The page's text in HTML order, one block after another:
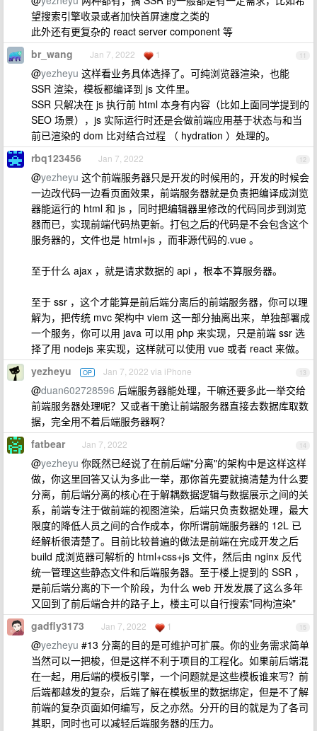
望搜索引擎收录或者加快首屏速度之类的
此外还有更复杂的 react server component 等
11
br_wang Jan 7, 2022 1
@yezheyu 这样看业务具体选择了。可纯浏览器渲染，也能
SSR 渲染，模板都编译到 js 文件里。
SSR 只解决在 js 执行前 html 本身有内容（比如上面同学提到的
SEO 场景），js 实际运行时还是会做前端应用基于状态与和当
前已渲染的 dom 比对结合过程 （ hydration ）处理的。
12
rbq123456 Jan 7, 2022
@yezheyu 这个前端服务器只是开发的时候用的，开发的时候会
一边改代码一边看页面效果，前端服务器就是负责把编译成浏览
器能运行的 html 和 js ，同时把编辑器里修改的代码同步到浏览
器而已，实现前端代码热更新。打包之后的代码是不会包含这个
服务器的，文件也是 html+js ，而非源代码的.vue 。
至于什么 ajax ，就是请求数据的 api ，根本不算服务器。
至于 ssr ，这个才能算是前后端分离后的前端服务器，你可以理
解为，把传统 mvc 架构中 viem 这一部分抽离出来，单独部署成
一个服务，你可以用 java 可以用 php 来实现，只是前端 ssr 选
择了用 nodejs 来实现，这样就可以使用 vue 或者 react 来做。
13
yezheyu OP Jan 7, 2022 via iPhone
@duan602728596 后端服务器能处理，干嘛还要多此一举交给
前端服务器处理呢？又或者干脆让前端服务器直接去数据库取数
据，完全用不着后端服务器啊？
14
fatbear Jan 7, 2022
@yezheyu 你既然已经说了在前后端"分离"的架构中是这样这样
做，你这里回答又认为多此一举，那你首先要就搞清楚为什么要
分离，前后端分离的核心在于解耦数据逻辑与数据展示之间的关
系，前端专注于做前端的视图渲染，后端只负责数据处理，最大
限度的降低人员之间的合作成本，你所谓前端服务器的 12L 已
经解析很清楚了。目前比较普遍的做法是前端在完成开发之后
build 成浏览器可解析的 html+css+js 文件，然后由 nginx 反代
统一管理这些静态文件和后端服务器。至于楼上提到的 SSR ，
是前后端分离的下一个阶段，为什么 web 开发发展了这么多年
又回到了前后端合并的路子上，楼主可以自行搜索"同构渲染"
15
gadfly3173 Jan 7, 2022 1
@yezheyu #13 分离的目的是可维护可扩展。你的业务需求简单
当然可以一把梭，但是这样不利于项目的工程化。如果前后端混
在一起，用后端的模板引擎，一个问题就是这些模板谁来写？前
后端都越发的复杂，后端了解在模板里的数据绑定，但是不了解
前端的复杂页面如何编写，反之亦然。分开的目的就是为了各司
其职，同时也可以减轻后端服务器的压力。